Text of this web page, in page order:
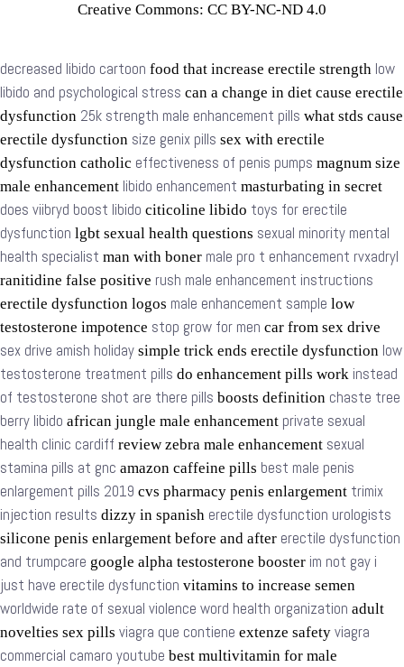
Creative Commons: CC BY-NC-ND 4.0
decreased libido cartoon food that increase erectile strength low
libido and psychological stress can a change in diet cause erectile
dysfunction 25k strength male enhancement pills what stds cause
erectile dysfunction size genix pills sex with erectile
dysfunction catholic effectiveness of penis pumps magnum size
male enhancement libido enhancement masturbating in secret
does viibryd boost libido citicoline libido toys for erectile
dysfunction lgbt sexual health questions sexual minority mental
health specialist man with boner male pro t enhancement rvxadryl
ranitidine false positive rush male enhancement instructions
erectile dysfunction logos male enhancement sample low
testosterone impotence stop grow for men car from sex drive
sex drive amish holiday simple trick ends erectile dysfunction low
testosterone treatment pills do enhancement pills work instead
of testosterone shot are there pills boosts definition chaste tree
berry libido african jungle male enhancement private sexual
health clinic cardiff review zebra male enhancement sexual
stamina pills at gnc amazon caffeine pills best male penis
enlargement pills 2019 cvs pharmacy penis enlargement trimix
injection results dizzy in spanish erectile dysfunction urologists
silicone penis enlargement before and after erectile dysfunction
and trumpcare google alpha testosterone booster im not gay i
just have erectile dysfunction vitamins to increase semen
worldwide rate of sexual violence word health organization adult
novelties sex pills viagra que contiene extenze safety viagra
commercial camaro youtube best multivitamin for male